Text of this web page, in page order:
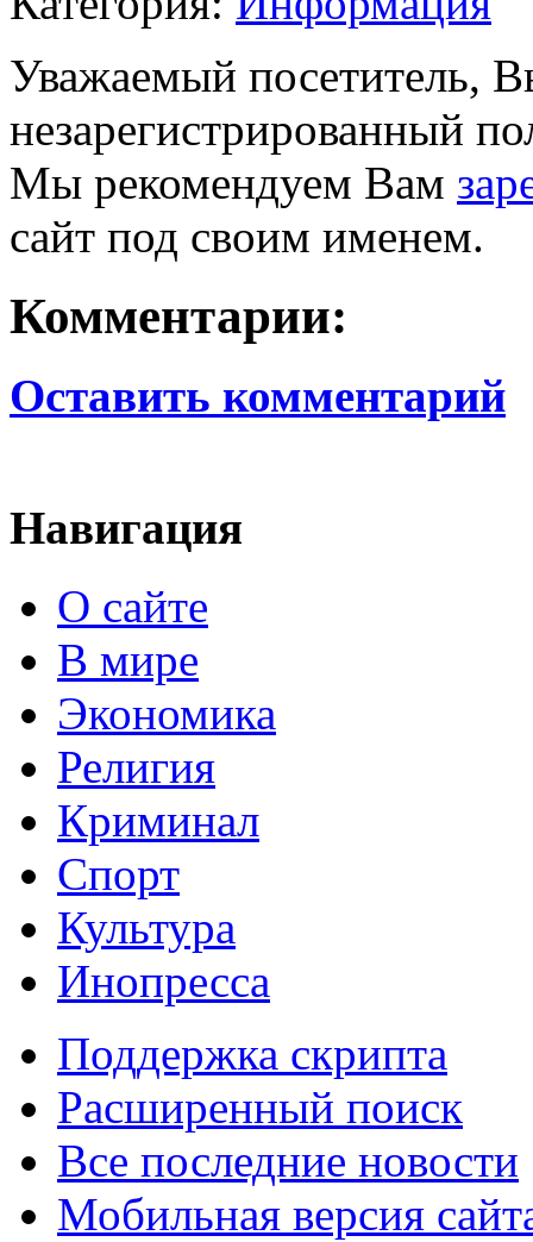
Уважаемый посетитель,
незарегистрированный
Мы рекомендуем Вам
сайт под своим именем.
Комментарии:
Оставить комментарий
Навигация
О сайте
В мире
Экономика
Религия
Криминал
Спорт
Культура
Инопресса
Поддержка скрипта
Расширенный поиск
Все последние новости
Мобильная версия